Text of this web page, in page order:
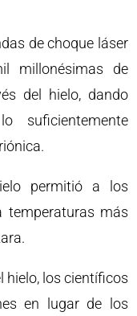
de choque láser
millonésimas de
del hielo, dando
suficientemente
permitió a los
temperaturas más
hielo, los científicos
en lugar de los